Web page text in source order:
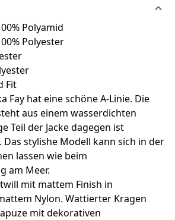
Polyamid
Polyester
Fit
Fay hat eine schöne A-Linie. Die
aus einem wasserdichten
Teil der Jacke dagegen ist
Das stylishe Modell kann sich in der
lassen wie beim
am Meer.
mit mattem Finish in
Nylon. Wattierter Kragen
mit dekorativen